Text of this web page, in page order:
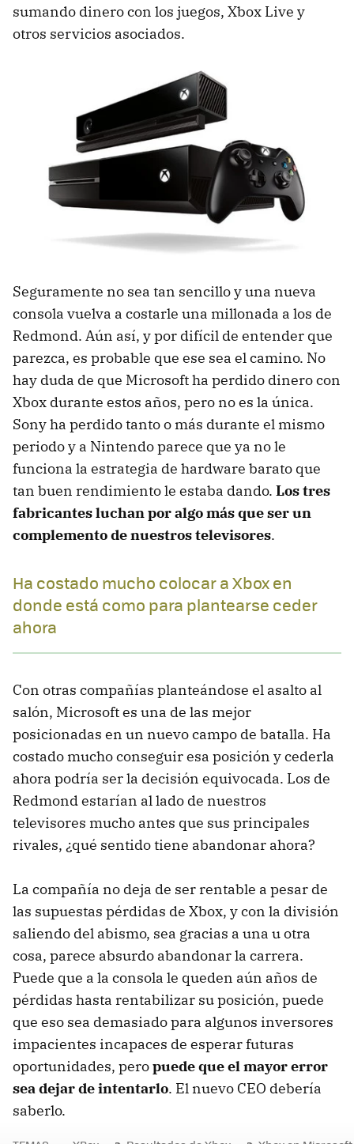
sumando dinero con los juegos, Xbox Live y
otros servicios asociados.
Seguramente no sea tan sencillo y una nueva
consola vuelva a costarle una millonada a los de
Redmond. Aún así, y por difícil de entender que
parezca, es probable que ese sea el camino. No
hay duda de que Microsoft ha perdido dinero con
Xbox durante estos años, pero no es la única.
Sony ha perdido tanto o más durante el mismo
periodo y a Nintendo parece que ya no le
funciona la estrategia de hardware barato que
tan buen rendimiento le estaba dando. Los tres
fabricantes luchan por algo más que ser un
complemento de nuestros televisores.
Ha costado mucho colocar a Xbox en
donde está como para plantearse ceder
ahora
Con otras compañías planteándose el asalto al
salón, Microsoft es una de las mejor
posicionadas en un nuevo campo de batalla. Ha
costado mucho conseguir esa posición y cederla
ahora podría ser la decisión equivocada. Los de
Redmond estarían al lado de nuestros
televisores mucho antes que sus principales
rivales, ¿qué sentido tiene abandonar ahora?
La compañía no deja de ser rentable a pesar de
las supuestas pérdidas de Xbox, y con la división
saliendo del abismo, sea gracias a una u otra
cosa, parece absurdo abandonar la carrera.
Puede que a la consola le queden aún años de
pérdidas hasta rentabilizar su posición, puede
que eso sea demasiado para algunos inversores
impacientes incapaces de esperar futuras
oportunidades, peropuede que el mayor error
sea dejar de intentarlo. El nuevo CEO debería
saberlo.